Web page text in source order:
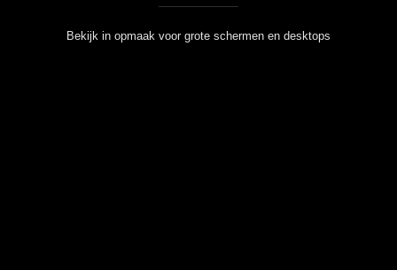
Bekijk in opmaak voor grote schermen en desktops